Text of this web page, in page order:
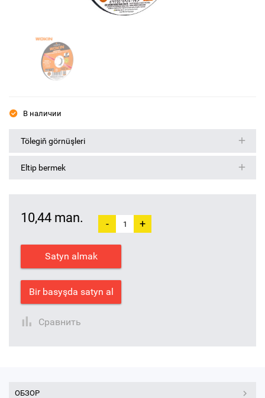
В наличии
Tölegiň görnüşleri
Eltip bermek
10,44 man. - +
Satyn almak
Bir basyşda satyn al
Сравнить
ОБЗОР